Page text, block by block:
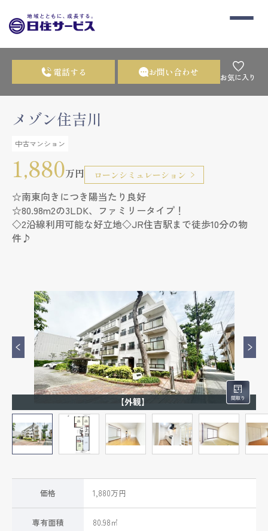
電話する お問い合わせ お気に入り
メゾン住吉川
中古マンション
1,880万円 ローンシミュレーション
☆南東向きにつき陽当たり良好
☆80.98m2の3LDK、ファミリータイプ！
◇2沿線利用可能な好立地◇JR住吉駅まで徒歩10分の物
件♪
【外観】
価格 1,880万円
専有面積 80.98㎡